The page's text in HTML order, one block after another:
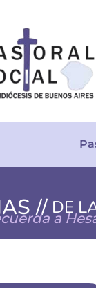
// DE
a